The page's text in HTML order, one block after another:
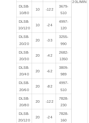
20L/MIN
DLSB-
10/80
10 -122
3679-
510
DLSB-
10/120
10 -24
4997-
120
DLSB-
20/20
20 -33
3255-
990
DLSB-
20/30
20 -42
2682-
1350
DLSB-
20/40
20 -62
3809-
989
DLSB-
20/60
20 -82
4997-
510
DLSB-
20/80
20 -122
7828-
230
DLSB-
20/120
20 -24
7828-
160